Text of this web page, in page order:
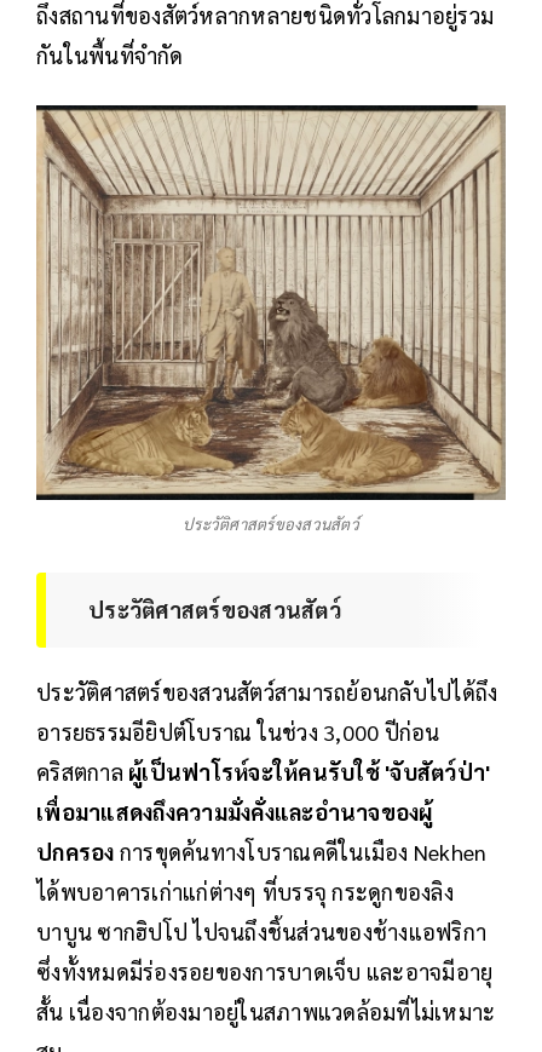
ถึงสถานที่ของสัตว์หลากหลายชนิดทั่วโลกมาอยู่รวม
กันในพื้นที่จำกัด
ประวัติศาสตร์ของสวนสัตว์
ประวัติศาสตร์ของสวนสัตว์
ประวัติศาสตร์ของสวนสัตว์สามารถย้อนกลับไปได้ถึง
อารยธรรมอียิปต์โบราณ ในช่วง 3,000 ปีก่อน
คริสตกาล ผู้เป็นฟาโรห์จะให้คนรับใช้ 'จับสัตว์ป่า'
เพื่อมาแสดงถึงความมั่งคั่งและอำนาจของผู้
ปกครอง การขุดค้นทางโบราณคดีในเมือง Nekhen
ได้พบอาคารเก่าแก่ต่างๆ ที่บรรจุ กระดูกของลิง
บาบูน ซากฮิปโป ไปจนถึงชิ้นส่วนของช้างแอฟริกา
ซึ่งทั้งหมดมีร่องรอยของการบาดเจ็บ และอาจมีอายุ
สั้น เนื่องจากต้องมาอยู่ในสภาพแวดล้อมที่ไม่เหมาะ